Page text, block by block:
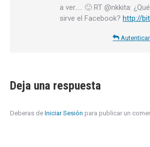
a ver….. 🙂 RT @nkkita:
sirve el Facebook? http://
Deja una respuesta
Deberas de Iniciar Sesión para publicar un